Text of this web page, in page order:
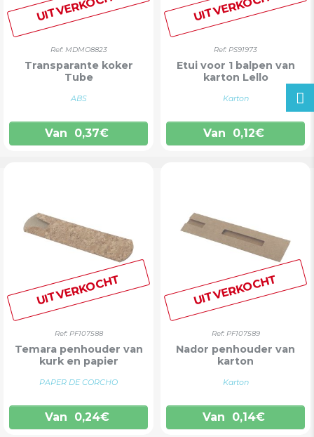
Ref: MDMO8823
Transparante koker
Tube
ABS
Van 0,37€
Ref: PS91973
Etui voor 1 balpen van
karton Lello
Karton
Van 0,12€
UITVERKOCHT
Ref: PF107588
Temara penhouder van
kurk en papier
PAPER DE CORCHO
Van 0,24€
UITVERKOCHT
Ref: PF107589
Nador penhouder van
karton
Karton
Van 0,14€